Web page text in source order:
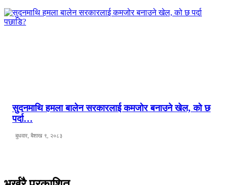
सुदनमाथि हमला बालेन सरकारलाई कमजोर बनाउने खेल, को छ
पर्दा…
बुधवार, बैशाख ९, २०८३